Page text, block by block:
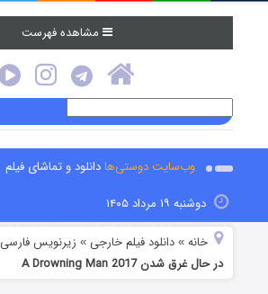
مشاهده فهرست
وب‌سایت دوستی‌هادانلود و تماشای فیلم
دوشنبه ۱۹ مرداد ۱۴۰۵
خانه »دانلود فیلم خارجی » زیرنویس فارسی
در حال غرق شدن A Drowning Man 2017